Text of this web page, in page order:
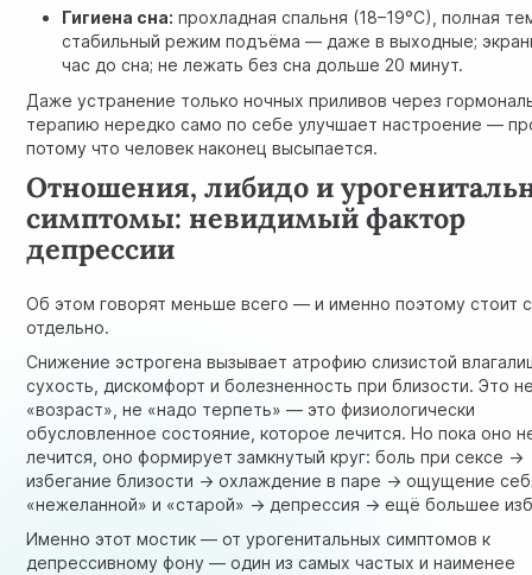
Гигиена сна: прохладная спальня (18–19°С), полная
стабильный режим подъёма — даже в выходные;
час до сна; не лежать без сна дольше 20 минут.
Даже устранение только ночных приливов через
терапию нередко само по себе улучшает настроение —
потому что человек наконец высыпается.
Отношения, либидо и
симптомы: невидимый фактор
депрессии
Об этом говорят меньше всего — и именно поэтому стоит
отдельно.
Снижение эстрогена вызывает атрофию слизистой
сухость, дискомфорт и болезненность при близости. Это
«возраст», не «надо терпеть» — это физиологически
обусловленное состояние, которое лечится. Но пока оно
лечится, оно формирует замкнутый круг: боль при сексе →
избегание близости → охлаждение в паре → ощущение
«нежеланной» и «старой» → депрессия → ещё большее
Именно этот мостик — от урогенитальных симптомов к
депрессивному фону — один из самых частых и наименее